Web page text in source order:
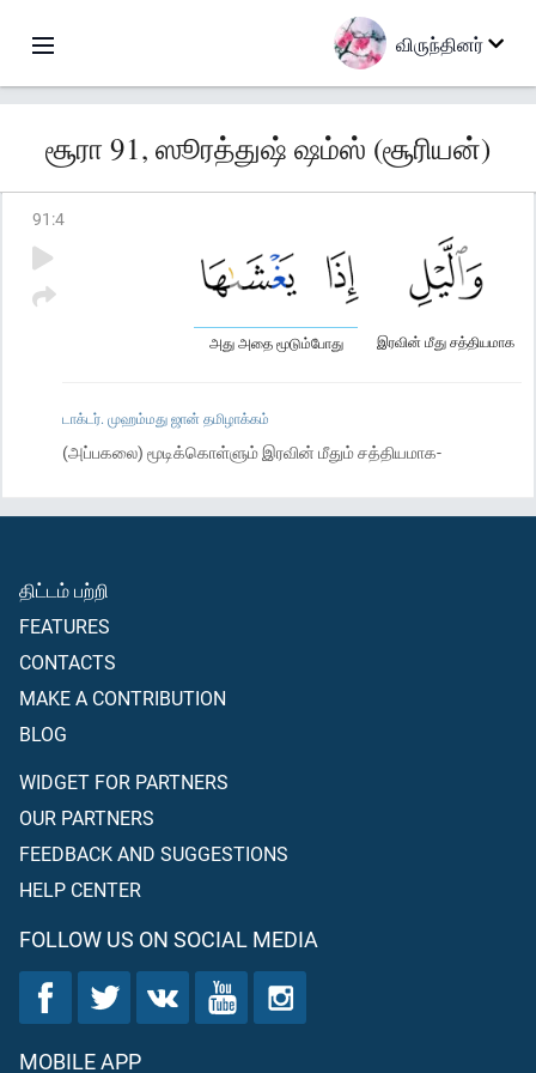
விருந்தினர்
சூரா 91, ஸூரத்துஷ் ஷம்ஸ் (சூரியன்)
91 :4
இரவின் மீது சத்தியமாக
அது அதை மூடும்போது
டாக்டர். முஹம்மது ஜான் தமிழாக்கம்
(அப்பகலை) மூடிக்கொள்ளும் இரவின் மீதும் சத்தியமாக-
திட்டம் பற்றி
FEATURES
CONTACTS
MAKE A CONTRIBUTION
BLOG
WIDGET FOR PARTNERS
OUR PARTNERS
FEEDBACK AND SUGGESTIONS
HELP CENTER
FOLLOW US ON SOCIAL MEDIA
MOBILE APP